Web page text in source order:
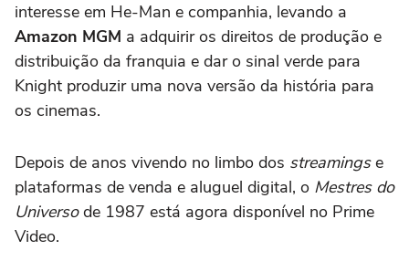
interesse em He-Man e companhia, levando a
Amazon MGM a adquirir os direitos de produção e
distribuição da franquia e dar o sinal verde para
Knight produzir uma nova versão da história para
os cinemas.
Depois de anos vivendo no limbo dos streamingse
plataformas de venda e aluguel digital, o Mestres do
Universode 1987 está agora disponível no Prime
Video.